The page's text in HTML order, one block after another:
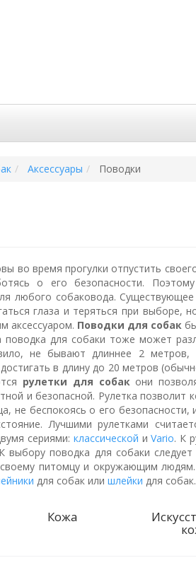
Аксессуары Поводки
во время прогулки отпустить
о его безопасности.
любого собаковода.
глаза и теряться при выборе,
аксессуаром. Поводки для собак
поводка для собаки тоже может
не бывают длиннее 2 метров,
в длину до 20 метров
рулетки для собак они
и безопасной. Рулетка позволит
не беспокоясь о его
Лучшими рулетками
сериями: классической иVario. К
выбору поводка для собаки
питомцу и окружающим
для собак или шлейки для собак.
Кожа